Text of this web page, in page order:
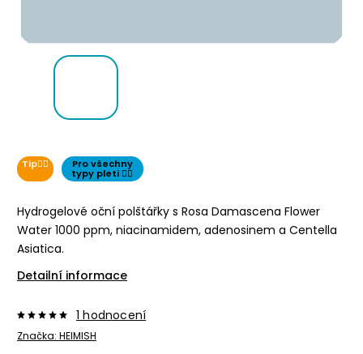
Tip👌🏻 Pro všechny
typy pleti 👌🏻
Hydrogelové oční polštářky s Rosa Damascena Flower
Water 1000 ppm, niacinamidem, adenosinem a Centella
Asiatica.
Detailní informace
Značka: HEIMISH
1 hodnocení